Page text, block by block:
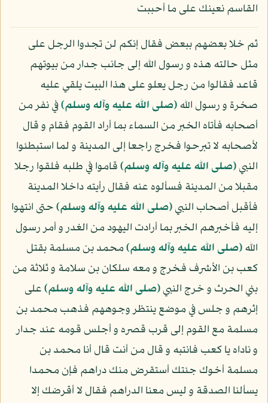
القاسم نعينك على ما أحببت
ثم خلا بعضهم ببعض فقال إنكم لن تجدوا الرجل على
مثل حالته هذه و رسول الله إلى جانب جدار من بيوتهم
قاعد فقالوا من رجل يعلو على هذا البيت يلقي عليه
صخرة و رسول الله(صلى الله عليه وآله وسلم)في نفر من
أصحابه فأتاه الخبر من السماء بما أراد القوم فقام و قال
لأصحابه لا تبرحوا فخرج راجعا إلى المدينة و لما استبطئوا
النبي(صلى الله عليه وآله وسلم)قاموا في طلبه فلقوا رجلا
مقبلا من المدينة فسألوه عنه فقال رأيته داخلا المدينة
فأقبل أصحاب النبي(صلى الله عليه وآله وسلم)حتى انتهوا
إليه فأخبرهم الخبر بما أرادت اليهود من الغدر و أمر رسول
الله(صلى الله عليه وآله وسلم)محمد بن مسلمة بقتل
كعب بن الأشرف فخرج و معه سلكان بن سلامة و ثلاثة من
بني الحرث و خرج النبي(صلى الله عليه وآله وسلم)على
إثرهم و جلس في موضع ينتظر وجوههم فذهب محمد بن
مسلمة مع القوم إلى قرب قصره و أجلس قومه عند جدار
و ناداه يا كعب فانتبه و قال من أنت قال أنا محمد بن
مسلمة أخوك جئتك أستقرض منك دراهم فإن محمدا
يسألنا الصدقة و ليس معنا الدراهم فقال لا أقرضك إلا